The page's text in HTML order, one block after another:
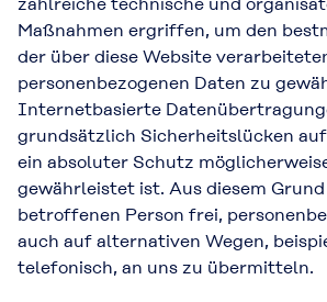
Maßnahmen ergriffen, um den
der über diese Website
personenbezogenen Daten zu
Internetbasierte
grundsätzlich Sicherheitslücken
ein absoluter Schutz
gewährleistet ist. Aus diesem
betroffenen Person frei,
auch auf alternativen Wegen,
telefonisch, an uns zu übermitteln.